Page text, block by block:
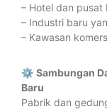
– Hotel dan pusat
– Industri baru
– Kawasan
⚙️ Sambungan
Baru
Pabrik dan